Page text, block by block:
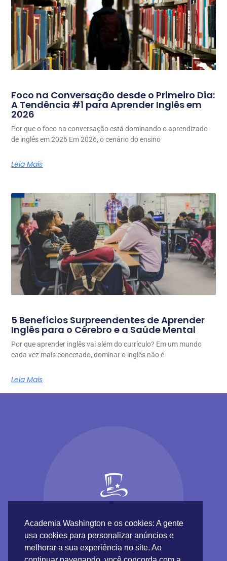
Foco na Conversação desde o Primeiro Dia:
A Tendência #1 para Aprender Inglês em
2026
Por que o foco na conversação está dominando o aprendizado
de inglês em 2026 Em 2026, o cenário do ensino
Leia Mais
5 Benefícios Surpreendentes de Aprender
Inglês para o Cérebro e a Saúde Mental
Por que aprender inglês vai além do currículo? Em um mundo
cada vez mais conectado, dominar o inglês não é
Leia Mais
Academia Washington e os cookies: A gente
usa cookies para personalizar anúncios e
melhorar a sua experiência no site. Ao